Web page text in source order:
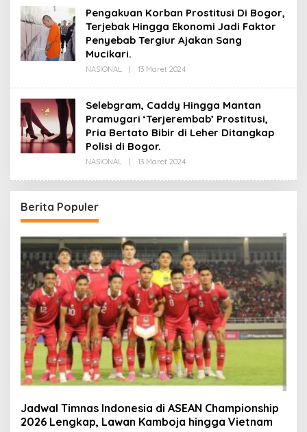
Pengakuan Korban Prostitusi Di Bogor,
Terjebak Hingga Ekonomi Jadi Faktor
Penyebab Tergiur Ajakan Sang
Mucikari.
NASIONAL 13 Maret 2024Oleh
Selebgram, Caddy Hingga Mantan
Pramugari ‘Terjerembab’ Prostitusi,
Pria Bertato Bibir di Leher Ditangkap
Polisi di Bogor.
NASIONAL 13 Maret 2024Oleh
Berita Populer
Jadwal Timnas Indonesia di ASEAN Championship
2026 Lengkap, Lawan Kamboja hingga Vietnam